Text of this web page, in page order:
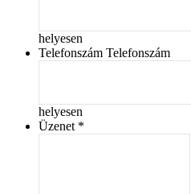
helyesen
Telefonszám Telefonszám
helyesen
Üzenet